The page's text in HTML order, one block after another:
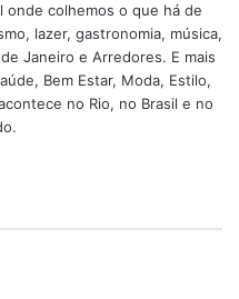
dos herdeiros do antigo
Amanda Guimarães.
da casa: leve sua mãe
semana dos dias 10, 11 e
conta.
21h.
onde colhemos o que há de
lazer, gastronomia, música,
Janeiro e Arredores. E mais
Bem Estar, Moda, Estilo,
no Rio, no Brasil e no